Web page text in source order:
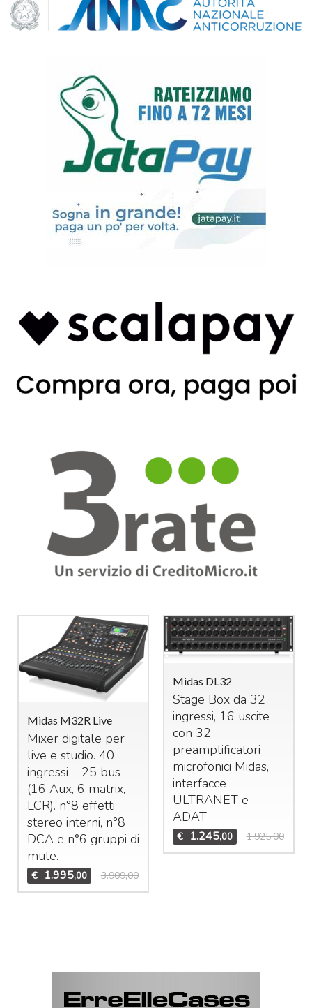
Midas M32R Live
Mixer digitale per
live e studio. 40
ingressi – 25 bus
(16 Aux, 6 matrix,
LCR). n°8 effetti
stereo interni, n°8
DCAe n°6 gruppi di
mute.
€ 1.995,00 3.909,00
Midas DL32
Stage Box da 32
ingressi, 16 uscite
con 32
preamplificatori
microfonici Midas,
interfacce
ULTRANETe
ADAT
€ 1.245,00 1.925,00